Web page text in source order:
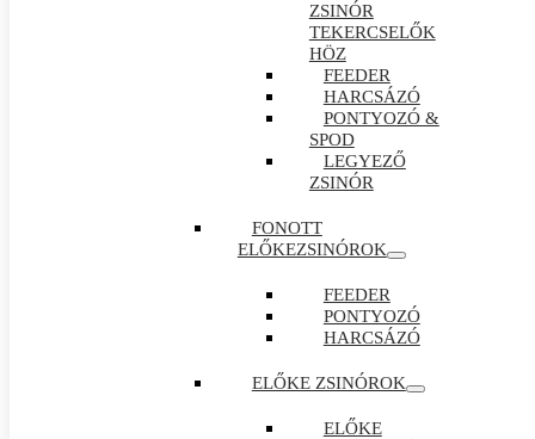
ZSINÓR
TEKERCSELŐK
HÖZ
FEEDER
HARCSÁZÓ
PONTYOZÓ &
SPOD
LEGYEZŐ
ZSINÓR
FONOTT
ELŐKEZSINÓROK
FEEDER
PONTYOZÓ
HARCSÁZÓ
ELŐKE ZSINÓROK
ELŐKE